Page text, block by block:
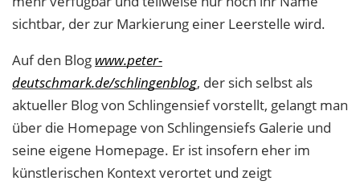
sichtbar, der zur Markierung einer Leerstelle wird.
Auf den Blog www.peter-
deutschmark.de/schlingenblog, der sich selbst als
aktueller Blog von Schlingensief vorstellt, gelangt man
über die Homepage von Schlingensiefs Galerie und
seine eigene Homepage. Er ist insofern eher im
künstlerischen Kontext verortet und zeigt